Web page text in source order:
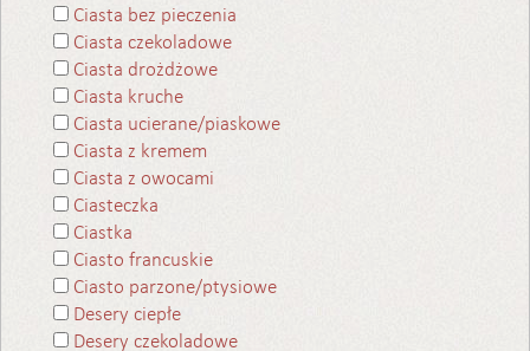
Ciasta bez pieczenia
Ciasta czekoladowe
Ciasta drożdżowe
Ciasta kruche
Ciasta ucierane/piaskowe
Ciasta z kremem
Ciasta z owocami
Ciasteczka
Ciastka
Ciasto francuskie
Ciasto parzone/ptysiowe
Desery ciepłe
Desery czekoladowe